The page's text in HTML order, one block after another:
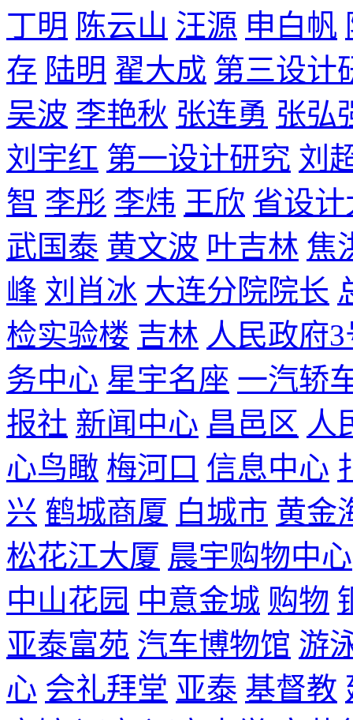
丁明 陈云山 汪源 申白帆
存 陆明 翟大成 第三设计
吴波 李艳秋 张连勇 张弘
刘宇红 第一设计研究 刘
智 李彤 李炜 王欣 省设计
武国泰 黄文波 叶吉林 焦
峰 刘肖冰 大连分院院长
检实验楼 吉林 人民政府
务中心 星宇名座 一汽轿
报社 新闻中心 昌邑区 人
心鸟瞰 梅河口 信息中心
兴 鹤城商厦 白城市 黄金
松花江大厦 晨宇购物中心
中山花园 中意金城 购物
亚泰富苑 汽车博物馆 游
心 会礼拜堂 亚泰 基督教